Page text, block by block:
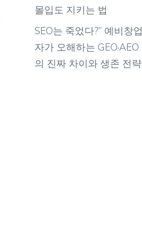
몰입도 지키는 법
SEO는 죽었다?” 예비창업
자가 오해하는 GEO·AEO
의 진짜 차이와 생존 전략